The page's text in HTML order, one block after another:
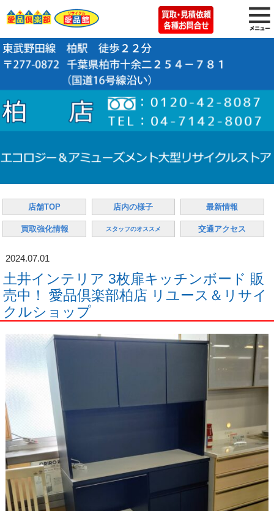
店舗TOP 店内の様子 最新情報
買取強化情報 スタッフのオススメ 交通アクセス
2024.07.01
土井インテリア 3枚扉キッチンボード 販
売中！ 愛品倶楽部柏店 リユース＆リサイ
クルショップ